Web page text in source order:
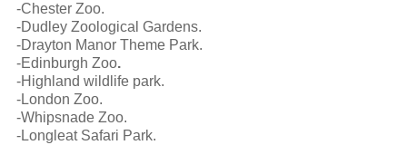
-Chester Zoo.
-Dudley Zoological Gardens.
-Drayton Manor Theme Park.
-Edinburgh Zoo.
-Highland wildlife park.
-London Zoo.
-Whipsnade Zoo.
-Longleat Safari Park.